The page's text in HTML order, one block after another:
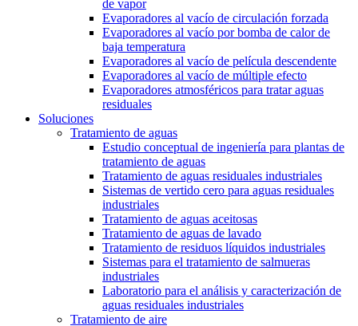
de vapor
Evaporadores al vacío de circulación forzada
Evaporadores al vacío por bomba de calor de
baja temperatura
Evaporadores al vacío de película descendente
Evaporadores al vacío de múltiple efecto
Evaporadores atmosféricos para tratar aguas
residuales
Soluciones
Tratamiento de aguas
Estudio conceptual de ingeniería para plantas de
tratamiento de aguas
Tratamiento de aguas residuales industriales
Sistemas de vertido cero para aguas residuales
industriales
Tratamiento de aguas aceitosas
Tratamiento de aguas de lavado
Tratamiento de residuos líquidos industriales
Sistemas para el tratamiento de salmueras
industriales
Laboratorio para el análisis y caracterización de
aguas residuales industriales
Tratamiento de aire